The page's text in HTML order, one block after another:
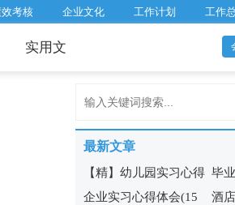
考核 企业文化 工作计划 工作
实用文
最新文章
【精】幼儿园实习心得 毕
企业实习心得体会(15
酒